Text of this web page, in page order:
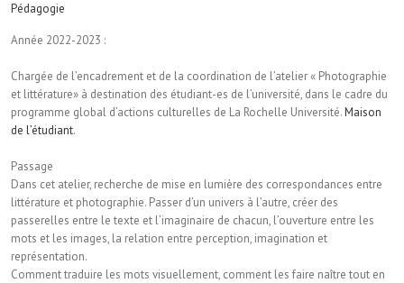
Pédagogie
Année 2022-2023 :
Chargée de l’encadrement et de la coordination de l’atelier « Photographie
et littérature» à destination des étudiant-es de l’université, dans le cadre du
programme global d’actions culturelles de La Rochelle Université.Maison
de l’étudiant.
Passage
Dans cet atelier, recherche de mise en lumière des correspondances entre
littérature et photographie. Passer d’un univers à l’autre, créer des
passerelles entre le texte et l’imaginaire de chacun, l’ouverture entre les
mots et les images, la relation entre perception, imagination et
représentation.
Comment traduire les mots visuellement, comment les faire naître tout en